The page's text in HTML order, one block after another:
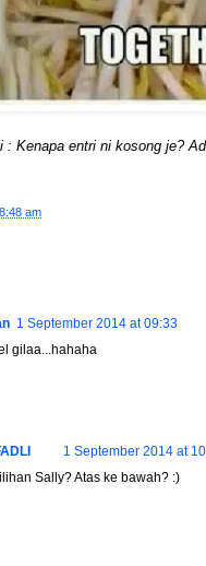
: Kenapa entri ni kosong je?
8:48 am
1 September 2014 at 09:33
gilaa...hahaha
1 September 2014 at
Sally? Atas ke bawah? :)